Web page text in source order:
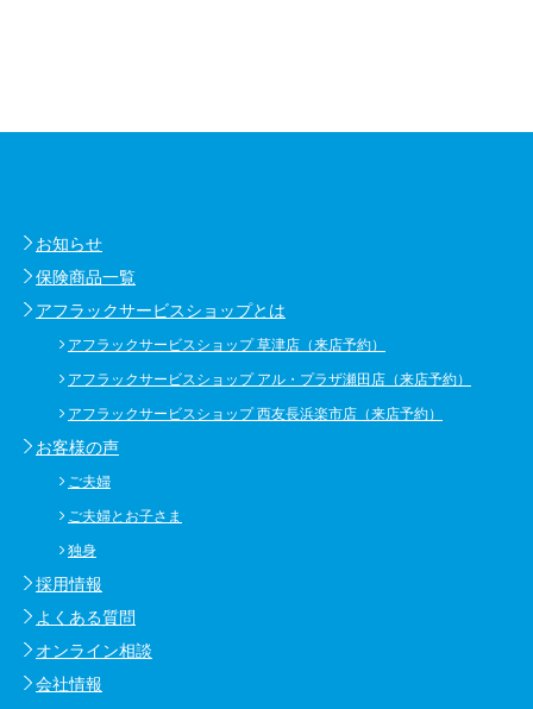
お知らせ
保険商品一覧
アフラックサービスショップとは
アフラックサービスショップ 草津店（来店予約）
アフラックサービスショップ アル・プラザ瀬田店（来店予約）
アフラックサービスショップ 西友長浜楽市店（来店予約）
お客様の声
ご夫婦
ご夫婦とお子さま
独身
採用情報
よくある質問
オンライン相談
会社情報